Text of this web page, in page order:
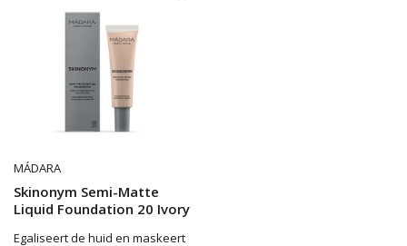
MÁDARA
Skinonym Semi-Matte
Liquid Foundation 20 Ivory
Egaliseert de huid en maskeert